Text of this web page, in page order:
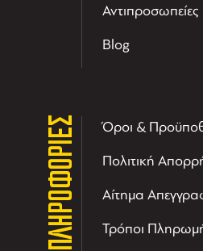
Αντιπροσωπείες
Blog
ΠΛΗΡΟΦΟΡΙΕΣ Όροι &
Πολιτική
Αίτημα
Τρόποι